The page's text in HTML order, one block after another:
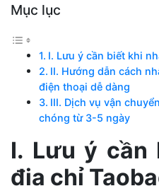
Mục lục
I. Lưu ý cần biết khi
II. Hướng dẫn cách
điện thoại dễ dàng
III. Dịch vụ vận
chóng từ 3-5 ngày
I. Lưu ý cần
địa chỉ